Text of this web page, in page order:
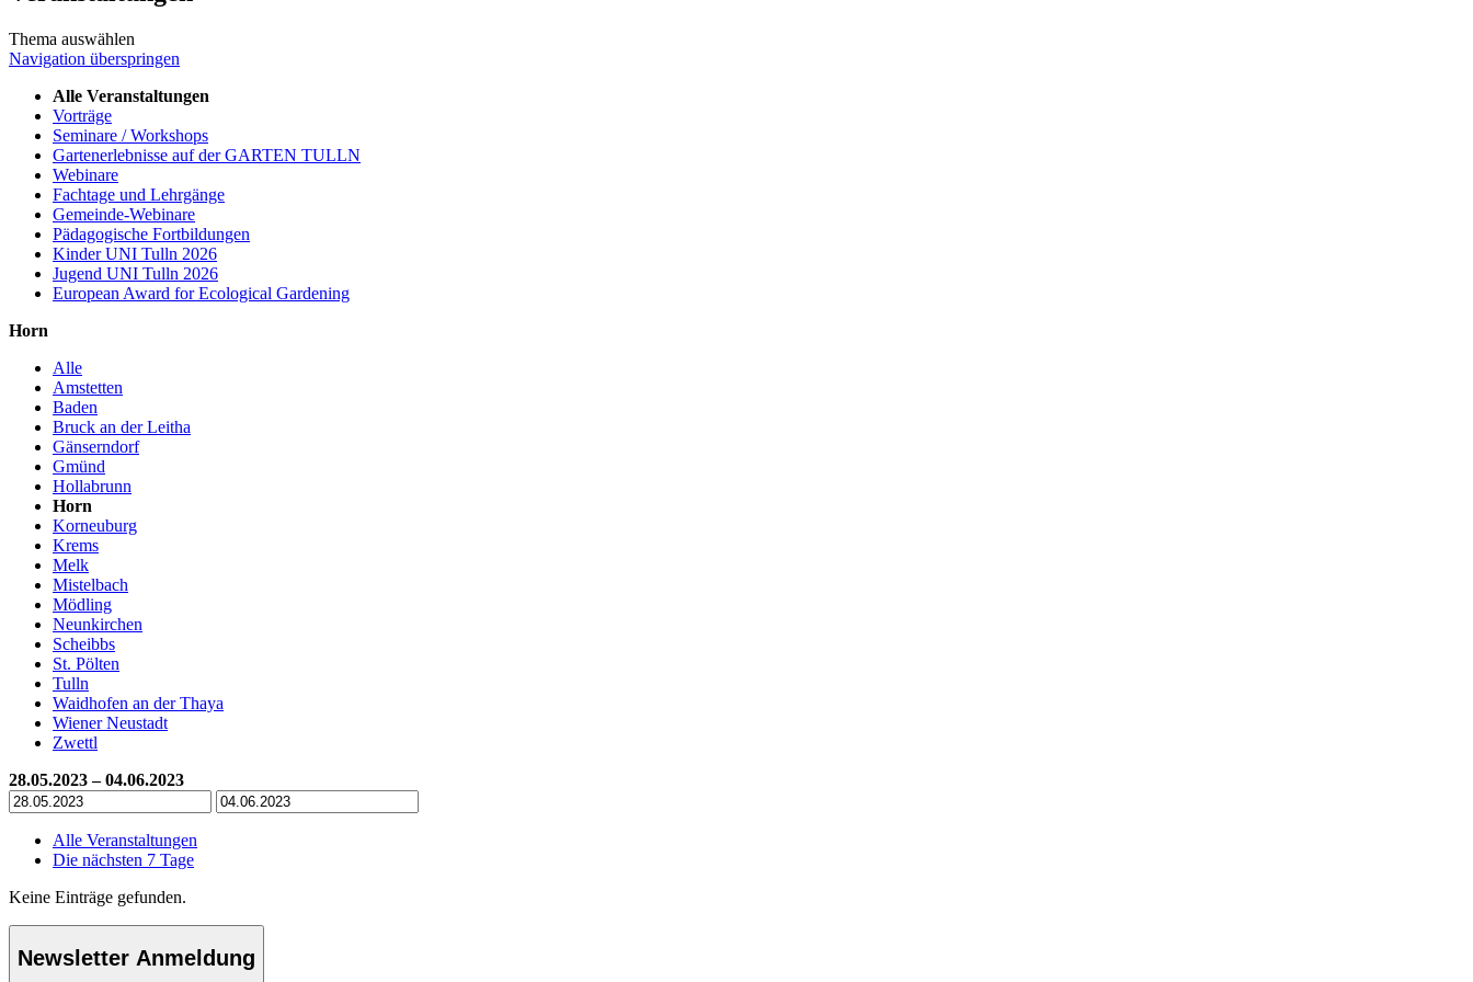
Thema auswählen
Navigation überspringen
Alle Veranstaltungen
Vorträge
Seminare / Workshops
Gartenerlebnisse auf der GARTEN TULLN
Webinare
Fachtage und Lehrgänge
Gemeinde-Webinare
Pädagogische Fortbildungen
Kinder UNI Tulln 2026
Jugend UNI Tulln 2026
European Award for Ecological Gardening
Horn
Alle
Amstetten
Baden
Bruck an der Leitha
Gänserndorf
Gmünd
Hollabrunn
Horn
Korneuburg
Krems
Melk
Mistelbach
Mödling
Neunkirchen
Scheibbs
St. Pölten
Tulln
Waidhofen an der Thaya
Wiener Neustadt
Zwettl
28.05.2023 – 04.06.2023
Alle Veranstaltungen
Die nächsten 7 Tage
Keine Einträge gefunden.
Newsletter Anmeldung